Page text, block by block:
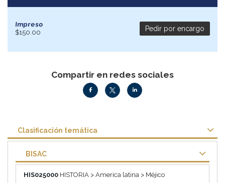
Impreso
$150.00
Pedir por encargo
Compartir en redes sociales
Clasificación temática
BISAC
HIS025000 HISTORIA > America latina > Méjico